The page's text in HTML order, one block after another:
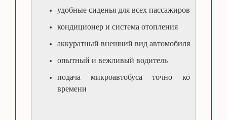
удобные сиденья для всех пассажиров
кондиционер и система отопления
аккуратный внешний вид автомобиля
опытный и вежливый водитель
подача микроавтобуса точно ко
времени